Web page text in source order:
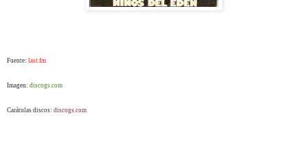
Fuente: last.fm
Imagen: discogs.com
Carátulas discos: discogs.com